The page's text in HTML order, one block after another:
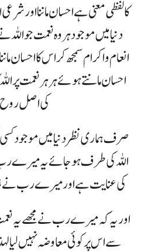
کا لفظی معنی ہے احسان ماننا اور
دنیا میں موجود ہر وہ نعمت جو اللہ
انعام و اکرام سمجھ کر اس کا احسان
احسان مانتے ہوئے ہر ہر نعمت پر
کی اصل
صرف ہماری نظر دنیا میں موجود کسی
اللہ کی طرف ہو جائے یہ میرے
کی عنایت ہے اور میرے رب نے
اور یہ کہ میرے رب نے مجھے یہ
سے اس پر کوئی معاوضہ نہیں لیا